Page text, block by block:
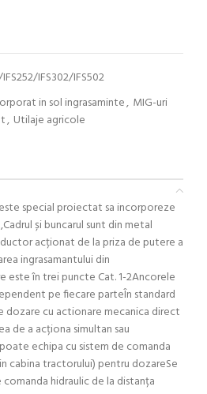
IFS302/IFS502
in sol ingrasaminte, MIG-uri
, Utilaje agricole
special proiectat sa incorporeze
și buncarul sunt din metal
acționat de la priza de putere a
ingrasamantului din
este în trei puncte Cat. 1-2Ancorele
pe fiecare parteÎn standard
dozare cu actionare mecanica direct
de a acționa simultan sau
echipa cu sistem de comanda
cabina tractorului) pentru dozareSe
hidraulic de la distanța